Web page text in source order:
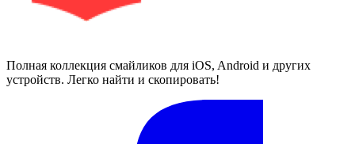
Полная коллекция смайликов для iOS, Android и других
устройств. Легко найти и скопировать!